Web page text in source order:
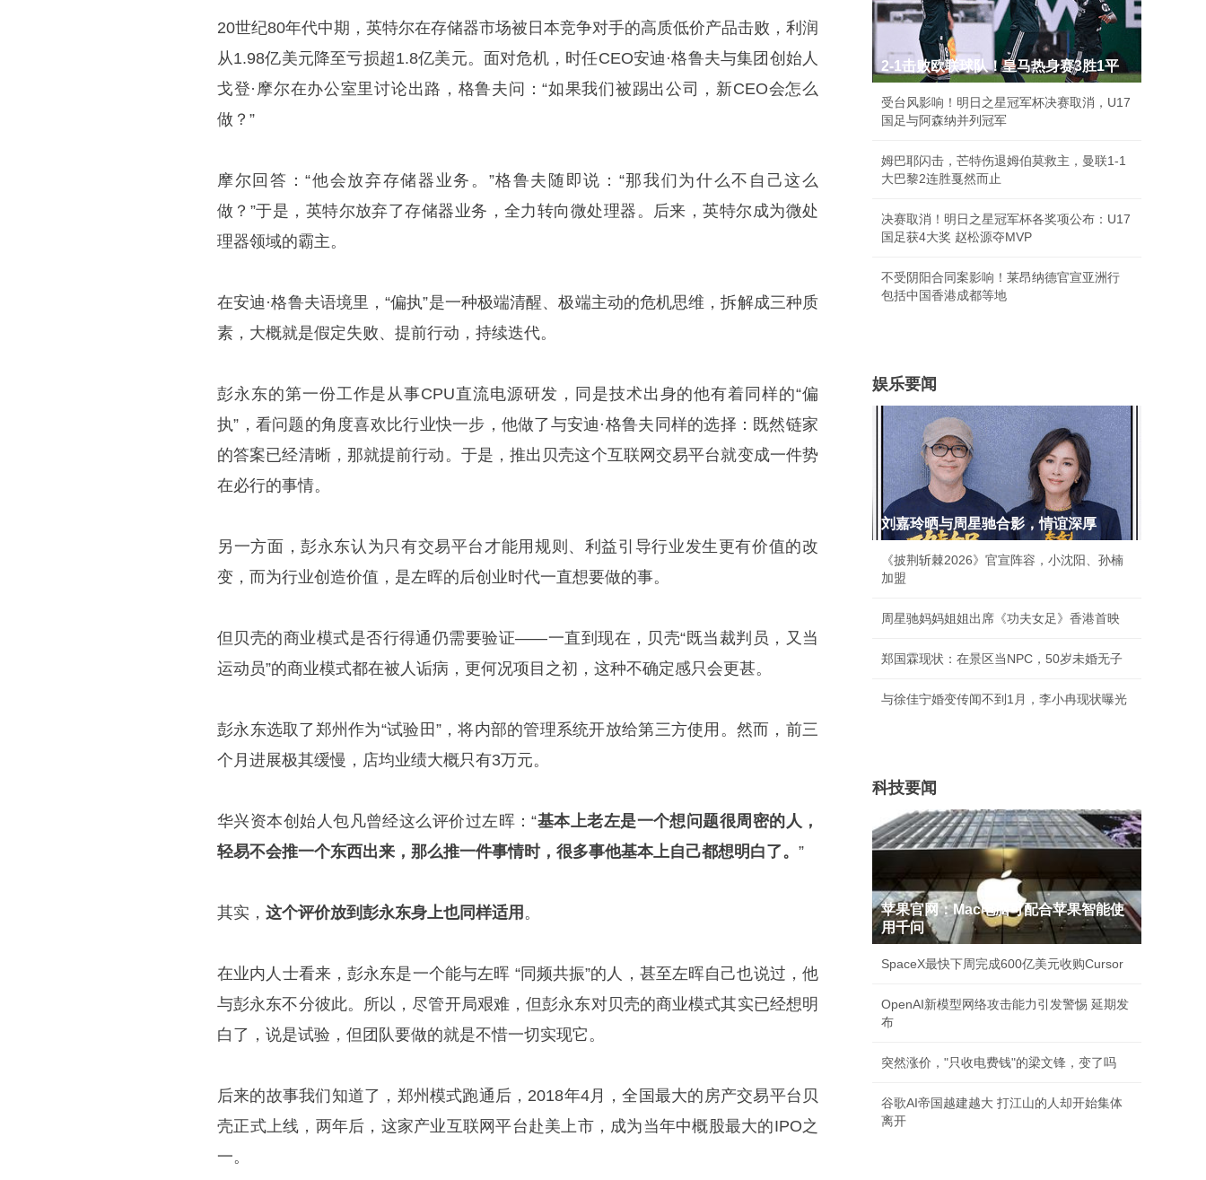
20世纪80年代中期，英特尔在存储器市场被日本竞争对手的高质低价产品击败，利润
从1.98亿美元降至亏损超1.8亿美元。面对危机，时任CEO安迪·格鲁夫与集团创始人
戈登·摩尔在办公室里讨论出路，格鲁夫问：“如果我们被踢出公司，新CEO会怎么
做？”
摩尔回答：“他会放弃存储器业务。”格鲁夫随即说：“那我们为什么不自己这么
做？”于是，英特尔放弃了存储器业务，全力转向微处理器。后来，英特尔成为微处
理器领域的霸主。
在安迪·格鲁夫语境里，“偏执”是一种极端清醒、极端主动的危机思维，拆解成三种质
素，大概就是假定失败、提前行动，持续迭代。
彭永东的第一份工作是从事CPU直流电源研发，同是技术出身的他有着同样的“偏
执”，看问题的角度喜欢比行业快一步，他做了与安迪·格鲁夫同样的选择：既然链家
的答案已经清晰，那就提前行动。于是，推出贝壳这个互联网交易平台就变成一件势
在必行的事情。
另一方面，彭永东认为只有交易平台才能用规则、利益引导行业发生更有价值的改
变，而为行业创造价值，是左晖的后创业时代一直想要做的事。
但贝壳的商业模式是否行得通仍需要验证——一直到现在，贝壳“既当裁判员，又当
运动员”的商业模式都在被人诟病，更何况项目之初，这种不确定感只会更甚。
彭永东选取了郑州作为“试验田”，将内部的管理系统开放给第三方使用。然而，前三
个月进展极其缓慢，店均业绩大概只有3万元。
华兴资本创始人包凡曾经这么评价过左晖：“基本上老左是一个想问题很周密的人，
轻易不会推一个东西出来，那么推一件事情时，很多事他基本上自己都想明白了。 ”
其实， 这个评价放到彭永东身上也同样适用 。
在业内人士看来，彭永东是一个能与左晖 “同频共振”的人，甚至左晖自己也说过，他
与彭永东不分彼此。所以，尽管开局艰难，但彭永东对贝壳的商业模式其实已经想明
白了，说是试验，但团队要做的就是不惜一切实现它。
后来的故事我们知道了，郑州模式跑通后，2018年4月，全国最大的房产交易平台贝
壳正式上线，两年后，这家产业互联网平台赴美上市，成为当年中概股最大的IPO之
一。
2-1击败欧联球队！皇马热身赛3胜1平
受台风影响！明日之星冠军杯决赛取消，U17
国足与阿森纳并列冠军
姆巴耶闪击，芒特伤退姆伯莫救主，曼联1-1
大巴黎2连胜戛然而止
决赛取消！明日之星冠军杯各奖项公布：U17
国足获4大奖 赵松源夺MVP
不受阴阳合同案影响！莱昂纳德官宣亚洲行
包括中国香港成都等地
娱乐要闻
刘嘉玲晒与周星驰合影，情谊深厚
《披荆斩棘2026》官宣阵容，小沈阳、孙楠
加盟
周星驰妈妈姐姐出席《功夫女足》香港首映
郑国霖现状：在景区当NPC，50岁未婚无子
与徐佳宁婚变传闻不到1月，李小冉现状曝光
科技要闻
苹果官网：Mac电脑可配合苹果智能使
用千问
SpaceX最快下周完成600亿美元收购Cursor
OpenAI新模型网络攻击能力引发警惕 延期发
布
突然涨价，"只收电费钱"的梁文锋，变了吗
谷歌AI帝国越建越大 打江山的人却开始集体
离开